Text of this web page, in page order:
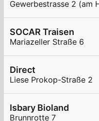
SOCAR Traisen
Mariazeller Straße 6
Direct
Liese Prokop-Straße 2
Isbary Bioland
Brunnrotte 7